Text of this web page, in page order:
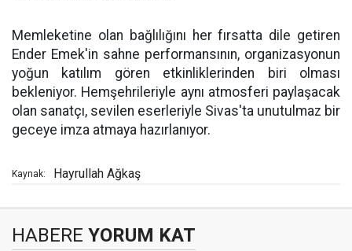
Memleketine olan bağlılığını her fırsatta dile getiren
Ender Emek'in sahne performansının, organizasyonun
yoğun katılım gören etkinliklerinden biri olması
bekleniyor. Hemşehrileriyle aynı atmosferi paylaşacak
olan sanatçı, sevilen eserleriyle Sivas'ta unutulmaz bir
geceye imza atmaya hazırlanıyor.
Kaynak: Hayrullah Ağkaş
HABERE YORUM KAT